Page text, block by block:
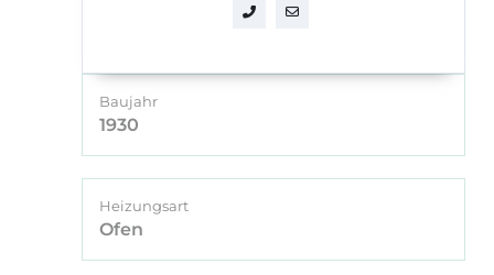
Baujahr
1930
Heizungsart
Ofen